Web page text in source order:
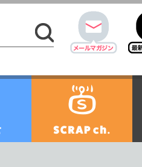
お知らせ